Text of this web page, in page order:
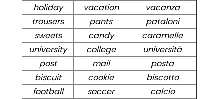
holiday
vacation
vacanza
trousers
pants
pataloni
sweets
candy
caramelle
university
college
università
post
mail
posta
biscuit
cookie
biscotto
football
soccer
calcio